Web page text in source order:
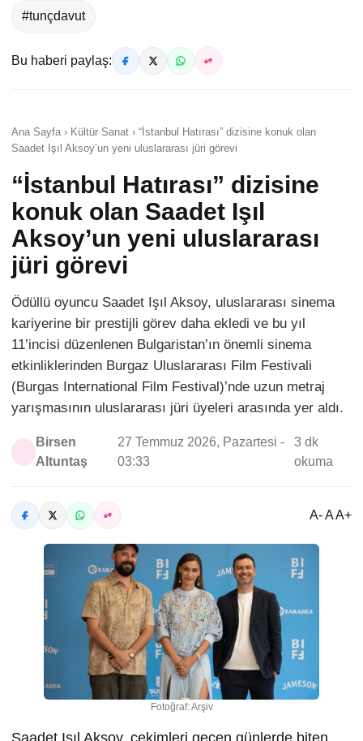
#tunçdavut
Bu haberi paylaş:
Ana Sayfa › Kültür Sanat › “İstanbul Hatırası” dizisine konuk olan
Saadet Işıl Aksoy’un yeni uluslararası jüri görevi
“İstanbul Hatırası” dizisine
konuk olan Saadet Işıl
Aksoy’un yeni uluslararası
jüri görevi
Ödüllü oyuncu Saadet Işıl Aksoy, uluslararası sinema
kariyerine bir prestijli görev daha ekledi ve bu yıl
11’incisi düzenlenen Bulgaristan’ın önemli sinema
etkinliklerinden Burgaz Uluslararası Film Festivali
(Burgas International Film Festival)’nde uzun metraj
yarışmasının uluslararası jüri üyeleri arasında yer aldı.
Birsen
Altuntaş
27 Temmuz 2026, Pazartesi -
03:33
3 dk
okuma
A- A A+
Fotoğraf: Arşiv
Saadet Işıl Aksoy, çekimleri geçen günlerde biten